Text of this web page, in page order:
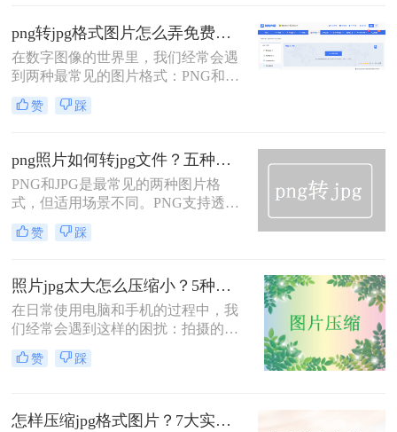
分钟完成转换，100%保留画质！拒绝
病毒工具，只推荐微软/苹果认证方
案，解决图片格式转换核心痛点。
png转jpg格式图片怎么弄免费？2025最新方法详解！
在数字图像的世界里，我们经常会遇
到两种最常见的图片格式：PNG和
JPG。PNG以其无损压缩和支持透明
背景的特性，深受设计师和需要高保
效的压缩能力，在保证可接受画质的
前提下，将文件体积大幅缩小，成为
网页发布、社交媒体分享和日常存储
的首选。因此，将PNG转换为JPG的
需求变得十分普遍——或许是为了减
小文件体积以便更快地上传和加载，
明特性。
赞 踩
png照片如何转jpg文件？五种方法实测对比，附各场景最优选!！
PNG和JPG是最常见的两种图片格
式，但适用场景不同。PNG支持透明
背景、无损压缩，适合logo、截图、
设计稿；JPG压缩率高、文件体积
分享、证件照提交。很多时候我们需
要把PNG转成JPG——但不同方法在
转换质量、操作效率、数据安全方面
差异很大，选错方法可能导致图片模
糊、色彩失真，甚至透明背景变成黑
底。
赞 踩
照片jpg太大怎么压缩小？5种实用方法详解！
在日常使用电脑和手机的过程中，我
们经常会遇到这样的困扰：拍摄的照
片或者下载的图片文件过大，导致上
传速度慢、占用存储空间多，甚至无
需要解决的问题。本文将为您详细介
赞 踩
怎样压缩jpg格式图片？7大实用方法全面解析，轻松让图片"瘦身"成功！